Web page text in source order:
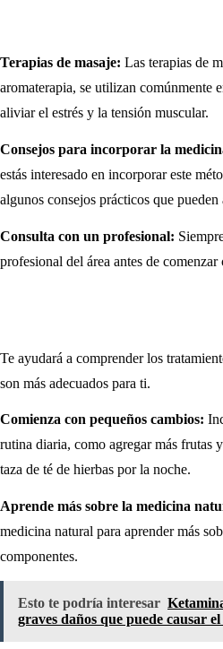
Terapias de masaje: Las terapias de
aromaterapia, se utilizan comúnmente
aliviar el estrés y la tensión muscular.
Consejos para incorporar la
estás interesado en incorporar este
algunos consejos prácticos que pueden
Consulta con un profesional:
profesional del área antes de
Te ayudará a comprender los
son más adecuados para ti.
Comienza con pequeños cambios:
rutina diaria, como agregar más frutas
taza de té de hierbas por la noche.
Aprende más sobre la medicina
medicina natural para aprender más
componentes.
Esto te podría interesar
graves daños que puede causar